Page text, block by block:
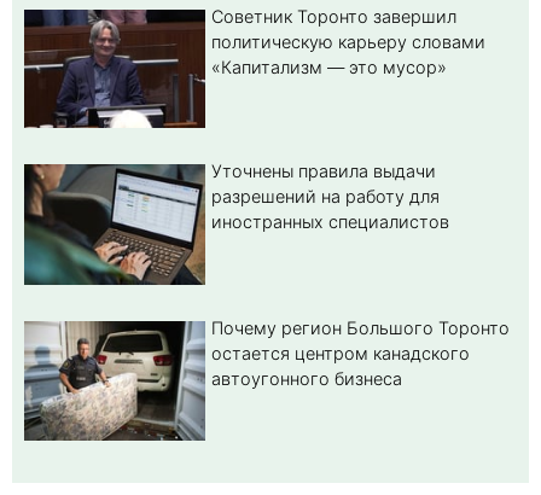
Советник Торонто завершил
политическую карьеру словами
«Капитализм — это мусор»
Уточнены правила выдачи
разрешений на работу для
иностранных специалистов
Почему регион Большого Торонто
остается центром канадского
автоугонного бизнеса